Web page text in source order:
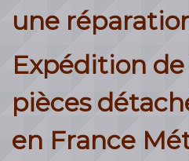
une
Expédition
pièces
en France